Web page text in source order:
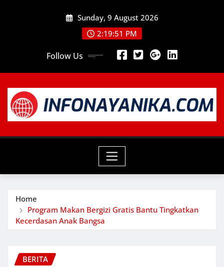
Sunday, 9 August 2026
2:19:53 PM
Follow Us
Home
Program Makan Bergizi Gratis Bantu Tingkatkan
Kecerdasan Anak Bangsa
BERITA